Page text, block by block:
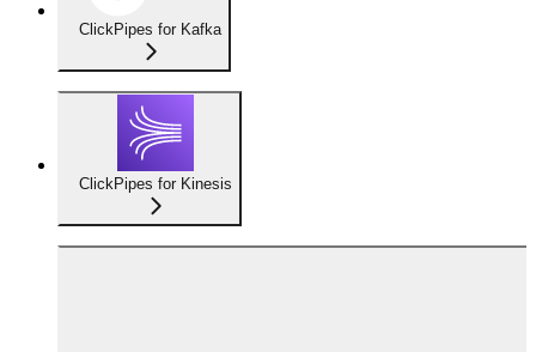
ClickPipes for Kafka
ClickPipes for Kinesis